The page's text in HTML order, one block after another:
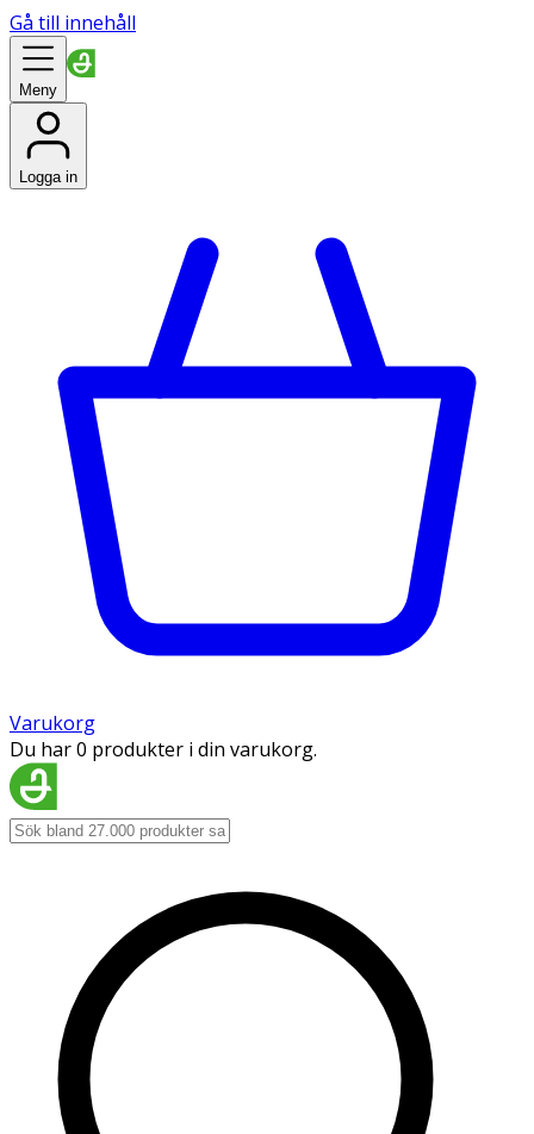
Gå till innehåll
Meny
Logga in
Varukorg
Du har 0 produkter i din varukorg.